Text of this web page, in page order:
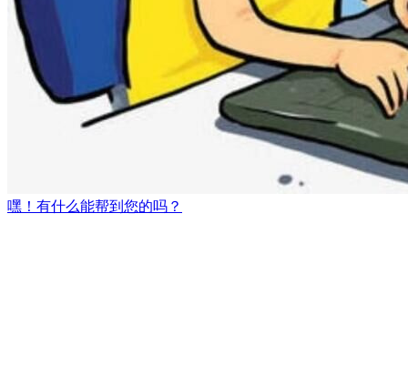
嘿！有什么能帮到您的吗？